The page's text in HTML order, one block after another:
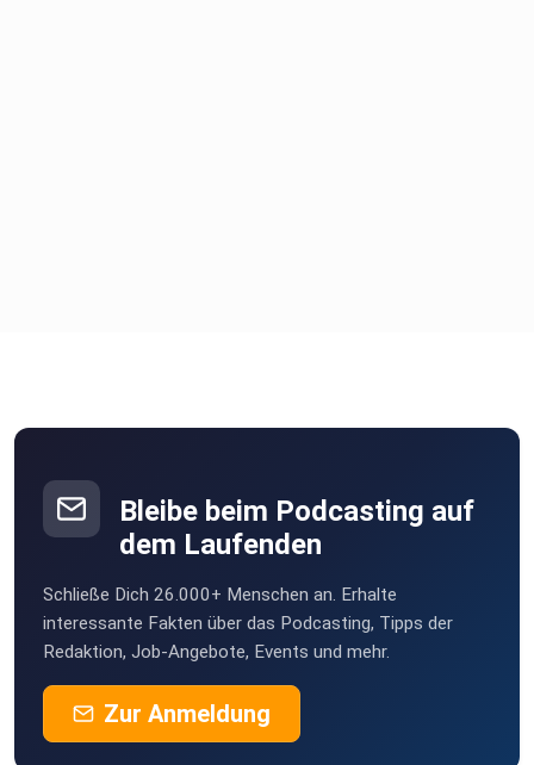
Bleibe beim Podcasting auf
dem Laufenden
Schließe Dich 26.000+ Menschen an. Erhalte
interessante Fakten über das Podcasting, Tipps der
Redaktion, Job-Angebote, Events und mehr.
Zur Anmeldung